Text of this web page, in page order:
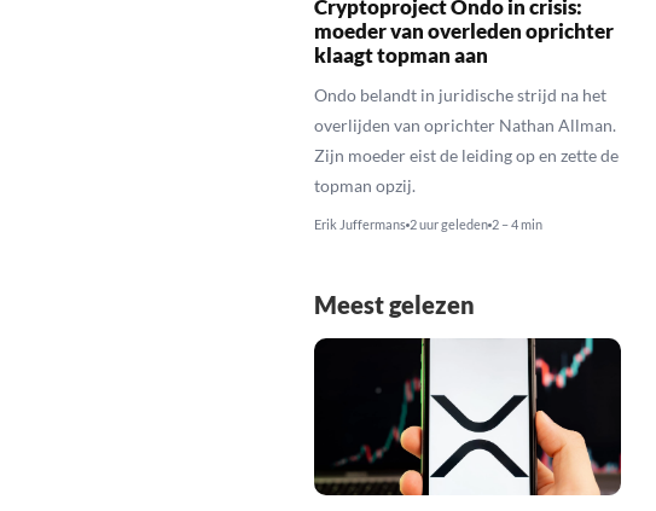
Cryptoproject Ondo in crisis:
moeder van overleden oprichter
klaagt topman aan
Ondo belandt in juridische strijd na het
overlijden van oprichter Nathan Allman.
Zijn moeder eist de leiding op en zette de
topman opzij.
Erik Juffermans 2 uur geleden 2 – 4 min
Meest gelezen